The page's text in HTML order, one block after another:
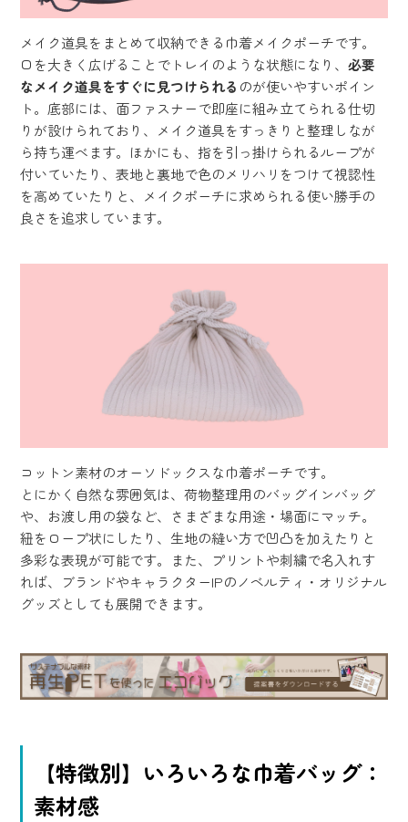
メイク道具をまとめて収納できる巾着メイクポーチです。
口を大きく広げることでトレイのような状態になり、必要
なメイク道具をすぐに見つけられる のが使いやすいポイン
ト。底部には、面ファスナーで即座に組み立てられる仕切
りが設けられており、メイク道具をすっきりと整理しなが
ら持ち運べます。ほかにも、指を引っ掛けられるループが
付いていたり、表地と裏地で色のメリハリをつけて視認性
を高めていたりと、メイクポーチに求められる使い勝手の
良さを追求しています。
コットン素材のオーソドックスな巾着ポーチです。
とにかく自然な雰囲気は、荷物整理用のバッグインバッグ
や、お渡し用の袋など、さまざまな用途・場面にマッチ。
紐をロープ状にしたり、生地の縫い方で凹凸を加えたりと
多彩な表現が可能です。また、プリントや刺繍で名入れす
れば、ブランドやキャラクターIPのノベルティ・オリジナル
グッズとしても展開できます。
【特徴別】いろいろな巾着バッグ：
素材感